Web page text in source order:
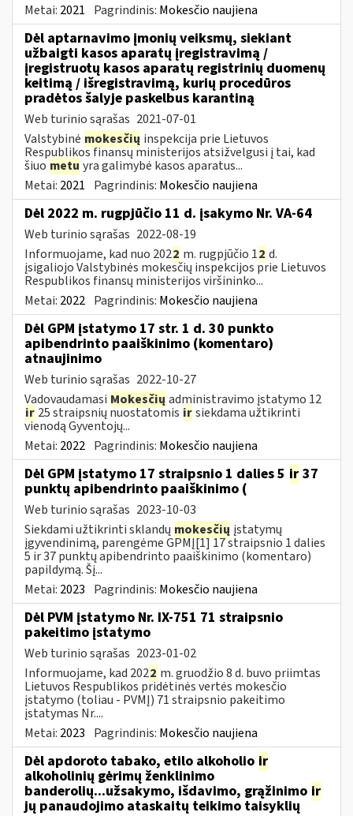
Metai: 2021 Pagrindinis: Mokesčio naujiena
Dėl aptarnavimo įmonių veiksmų, siekiant
užbaigti kasos aparatų įregistravimą /
įregistruotų kasos aparatų registrinių duomenų
keitimą / išregistravimą, kurių procedūros
pradėtos šalyje paskelbus karantiną
Web turinio sąrašas 2021-07-01
Valstybinė mokesčių inspekcija prie Lietuvos
Respublikos finansų ministerijos atsižvelgusi į tai, kad
šiuo metu yra galimybė kasos aparatus...
Metai: 2021 Pagrindinis: Mokesčio naujiena
Dėl 2022 m. rugpjūčio 11 d. įsakymo Nr. VA-64
Web turinio sąrašas 2022-08-19
Informuojame, kad nuo 2022 m. rugpjūčio 12 d.
įsigaliojo Valstybinės mokesčių inspekcijos prie Lietuvos
Respublikos finansų ministerijos viršininko...
Metai: 2022 Pagrindinis: Mokesčio naujiena
Dėl GPM įstatymo 17 str. 1 d. 30 punkto
apibendrinto paaiškinimo (komentaro)
atnaujinimo
Web turinio sąrašas 2022-10-27
Vadovaudamasi Mokesčių administravimo įstatymo 12
ir 25 straipsnių nuostatomis irsiekdama užtikrinti
vienodą Gyventojų...
Metai: 2022 Pagrindinis: Mokesčio naujiena
Dėl GPM įstatymo 17 straipsnio 1 dalies 5 ir 37
punktų apibendrinto paaiškinimo (
Web turinio sąrašas 2023-10-03
Siekdami užtikrinti sklandų mokesčių įstatymų
įgyvendinimą, parengėme GPMĮ[1] 17 straipsnio 1 dalies
5 ir 37 punktų apibendrinto paaiškinimo (komentaro)
papildymą. Šį...
Metai: 2023 Pagrindinis: Mokesčio naujiena
Dėl PVM įstatymo Nr. IX-751 71 straipsnio
pakeitimo įstatymo
Web turinio sąrašas 2023-01-02
Informuojame, kad 2022 m. gruodžio 8 d. buvo priimtas
Lietuvos Respublikos pridėtinės vertės mokesčio
įstatymo (toliau ­- PVMĮ) 71 straipsnio pakeitimo
įstatymas Nr....
Metai: 2023 Pagrindinis: Mokesčio naujiena
Dėl apdoroto tabako, etilo alkoholio ir
alkoholinių gėrimų ženklinimo
banderolių...užsakymo, išdavimo, grąžinimo ir
jų panaudojimo ataskaitų teikimo taisyklių